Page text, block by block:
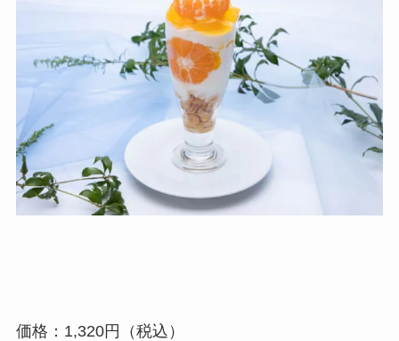
価格：1,320円（税込）